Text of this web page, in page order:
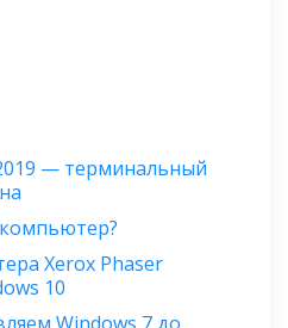
— терминальный
Xerox Phaser
10
Windows 7 до